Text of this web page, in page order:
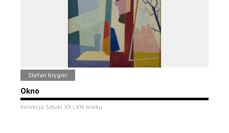
Stefan Krygier
Okno
Kolekcja Sztuki XX i XXI wieku